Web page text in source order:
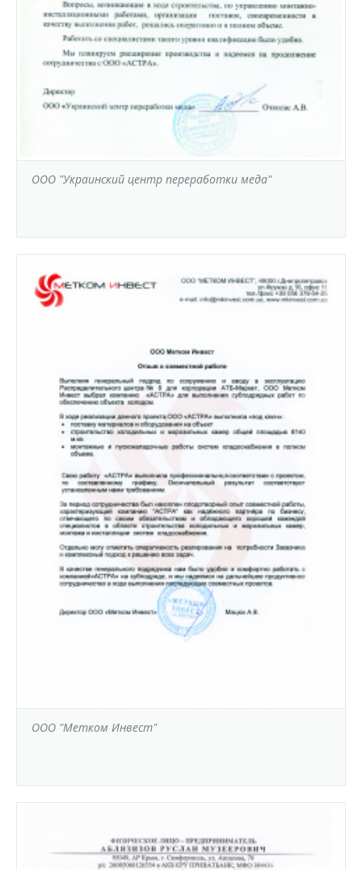
ООО "Украинский центр переработки меда"
ООО "Метком Инвест"